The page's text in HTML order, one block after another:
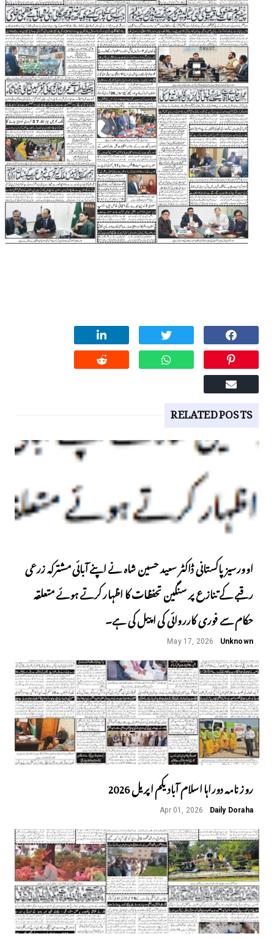
RELATED POSTS
اوورسیز پاکستانی ڈاکٹر سعید حسین شاہ نے اپنے آبائی مشترکہ زرعی
رقبے کے تنازع پر سنگین تحفظات کا اظہار کرتے ہوئے متعلقہ
حکام سے فوری کارروائی کی اپیل کی ہے۔
Unknown
May 17, 2026
روز نامہ دوراہا اسلام آباد یکم اپریل 2026
Daily Doraha
Apr 01, 2026